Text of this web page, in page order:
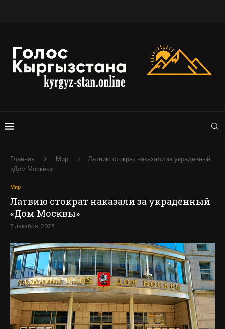
Главная Мир
Латвию стократ наказали за украденный
«Дом Москвы»
Мир
Латвию стократ наказали за украденный
«Дом Москвы»
7 декабря, 2025